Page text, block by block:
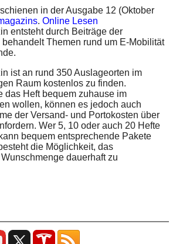
in der Ausgabe 12 (Oktober
. Online Lesen
entsteht durch Beiträge der
Themen rund um E-Mobilität
ist an rund 350 Auslageorten im
Raum kostenlos zu finden.
das Heft bequem zuhause im
wollen, können es jedoch auch
der Versand- und Portokosten über
Wer 5, 10 oder auch 20 Hefte
bequem entsprechende Pakete
die Möglichkeit, das
dauerhaft zu